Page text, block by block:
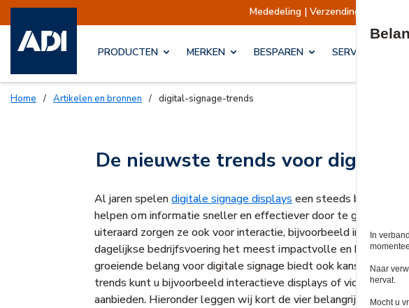
Mededeling | Verzendingen
PRODUCTEN MERKEN BESPAREN SERVICES &
Home / Artikelen en bronnen / digital-signage-trends
De nieuwste trends voor digitale
Al jaren spelendigitale signage displays een steeds
helpen om informatie sneller en effectiever door te geven aan
uiteraard zorgen ze ook voor interactie, bijvoorbeeld in
dagelijkse bedrijfsvoering het meest impactvolle en
groeiende belang voor digitale signage biedt ook kansen voor
trends kunt u bijvoorbeeld interactieve displays of video
aanbieden. Hieronder leggen wij kort de vier belangrijkste